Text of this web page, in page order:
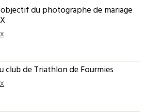
du photographe de mariage
club de Triathlon de Fourmies